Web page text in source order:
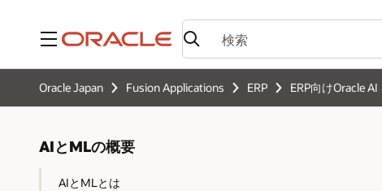
メニュー
Oracle Japan Fusion Applications ERP ERP向けOracle AI
AIとMLの概要
AIとMLとは